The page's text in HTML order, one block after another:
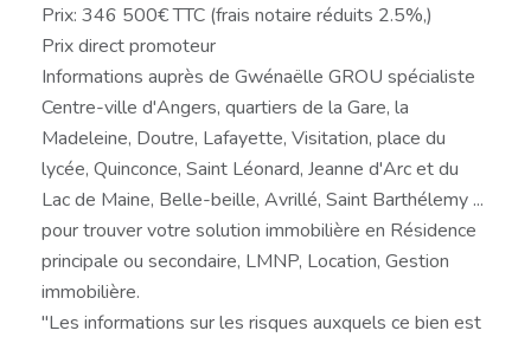
Prix: 346 500€ TTC (frais notaire réduits 2.5%,)
Prix direct promoteur
Informations auprès de Gwénaëlle GROU spécialiste
Centre-ville d'Angers, quartiers de la Gare, la
Madeleine, Doutre, Lafayette, Visitation, place du
lycée, Quinconce, Saint Léonard, Jeanne d'Arc et du
Lac de Maine, Belle-beille, Avrillé, Saint Barthélemy ...
pour trouver votre solution immobilière en Résidence
principale ou secondaire, LMNP, Location, Gestion
immobilière.
"Les informations sur les risques auxquels ce bien est